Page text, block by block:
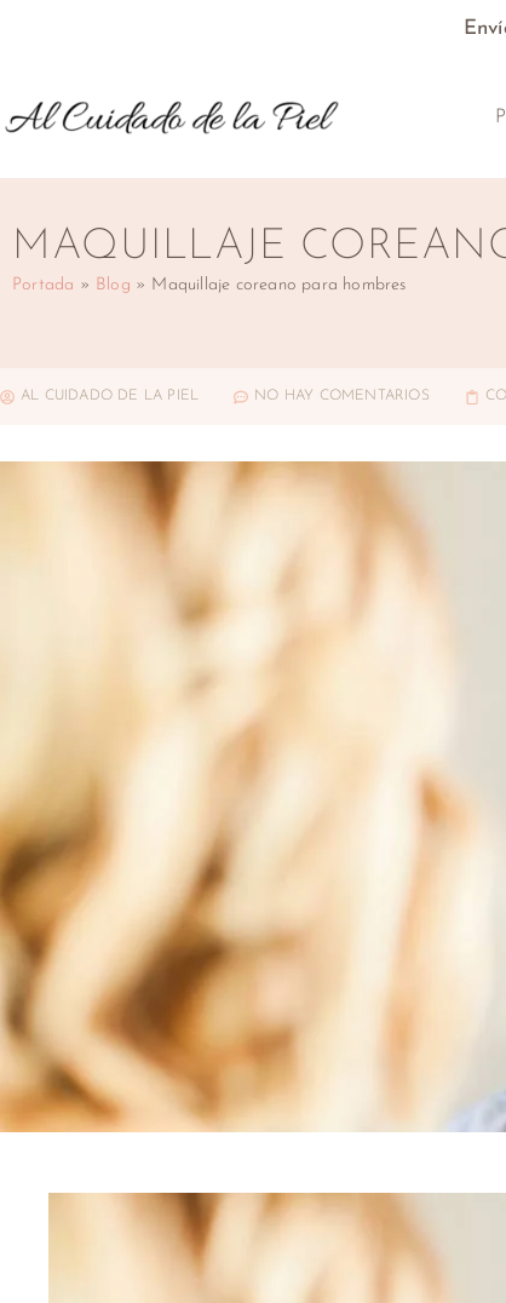
MAQUILLAJE
Portada » Blog » Maquillaje coreano para hombres
AL CUIDADO DE LA PIEL NO HAY COMENTARIOS